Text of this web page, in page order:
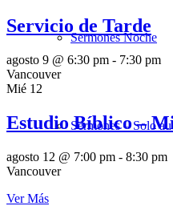
Sermones Noche
Sermones – Solo
Servicio de Tarde
agosto 9 @ 6:30 pm - 7:30 pm
Vancouver
Mié 12
Estudio Bíblico –
agosto 12 @ 7:00 pm - 8:30 pm
Vancouver
Ver Más